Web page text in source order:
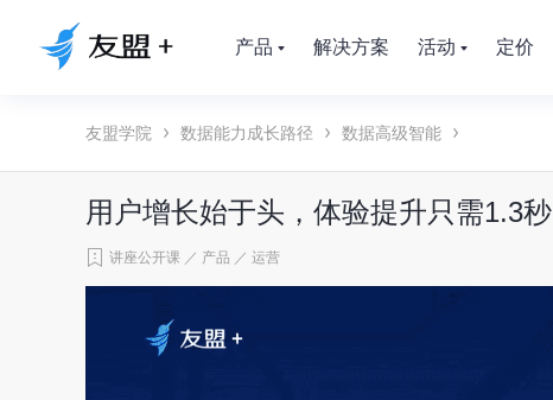
产品 解决方案 活动 定价
友盟学院 数据能力成长路径 数据高级智能
用户增长始于头，体验提升只需1.3秒
讲座公开课 ／ 产品 ／ 运营